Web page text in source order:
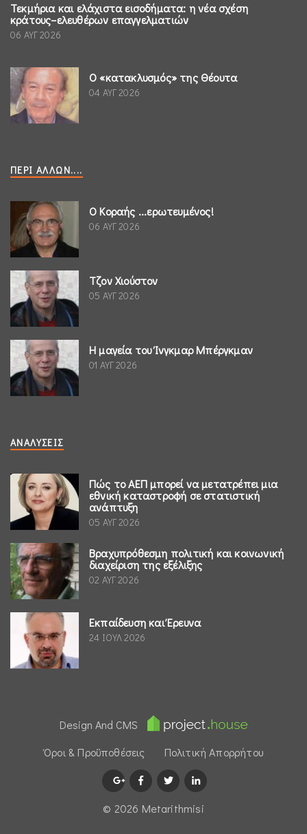
Τεκμήρια και ελάχιστα εισοδήματα: η νέα σχέση
κράτους–ελευθέρων επαγγελματιών
06 ΑΥΓ 2026
Ο «κατακλυσμός» της Θέουτα
04 ΑΥΓ 2026
ΠΕΡΊ ΆΛΛΩΝ....
Ο Κοραής ...ερωτευμένος!
06 ΑΥΓ 2026
Τζον Χιούστον
05 ΑΥΓ 2026
Η μαγεία του Ίνγκμαρ Μπέργκμαν
01 ΑΥΓ 2026
ΑΝΑΛΎΣΕΙΣ
Πώς το ΑΕΠ μπορεί να μετατρέπει μια
εθνική καταστροφή σε στατιστική
ανάπτυξη
05 ΑΥΓ 2026
Βραχυπρόθεσμη πολιτική και κοινωνική
διαχείριση της εξέλιξης
02 ΑΥΓ 2026
Εκπαίδευση και Έρευνα
24 ΙΟΥΛ 2026
Design And CMS
Όροι & Προϋποθέσεις
Πολιτική Απορρήτου
© 2026 Μetarithmisi